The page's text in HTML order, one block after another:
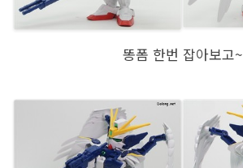
똥폼 한번 잡아보고~